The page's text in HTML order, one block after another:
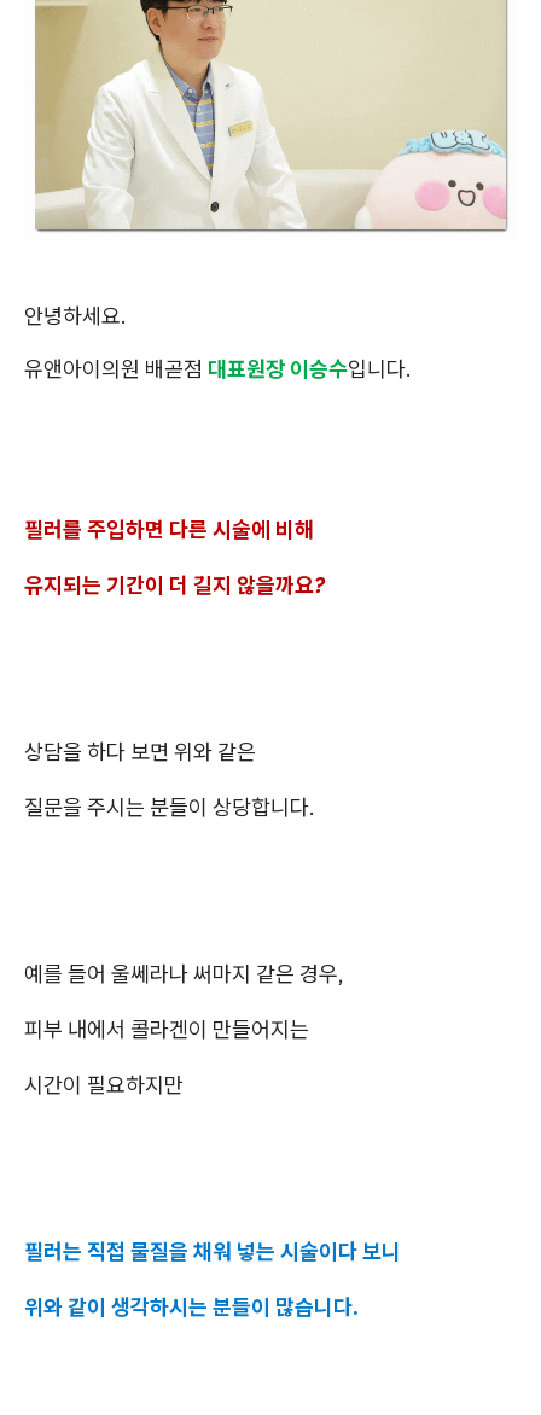
안녕하세요.
유앤아이의원 배곧점 대표원장 이승수입니다.
필러를 주입하면 다른 시술에 비해
유지되는 기간이 더 길지 않을까요?
상담을 하다 보면 위와 같은
질문을 주시는 분들이 상당합니다.
예를 들어 울쎄라나 써마지 같은 경우,
피부 내에서 콜라겐이 만들어지는
시간이 필요하지만
필러는 직접 물질을 채워 넣는 시술이다 보니
위와 같이 생각하시는 분들이 많습니다.